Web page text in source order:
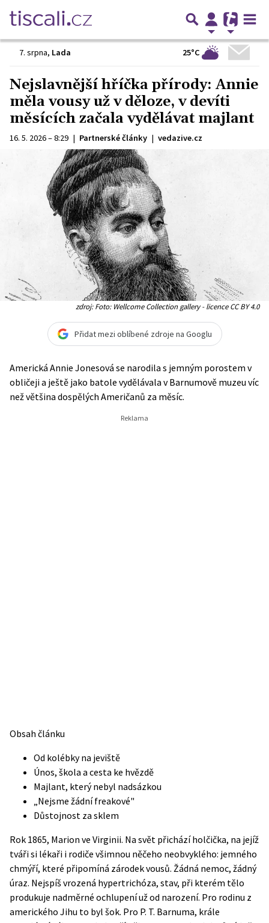
7. srpna, Lada 25°C
Nejslavnější hříčka přírody: Annie
měla vousy už v děloze, v devíti
měsících začala vydělávat majlant
16. 5. 2026 – 8:29 | Partnerské články | vedazive.cz
zdroj: Foto: Wellcome Collection gallery - licence CC BY 4.0
Přidat mezi oblíbené zdroje na Googlu
Americká Annie Jonesová se narodila s jemným porostem v
obličeji a ještě jako batole vydělávala v Barnumově muzeu víc
než většina dospělých Američanů za měsíc.
Obsah článku
Od kolébky na jeviště
Únos, škola a cesta ke hvězdě
Majlant, který nebyl nadsázkou
„Nejsme žádní freakové"
Důstojnost za sklem
Rok 1865, Marion ve Virginii. Na svět přichází holčička, na jejíž
tváři si lékaři i rodiče všimnou něčeho neobvyklého: jemného
chmýří, které připomíná zárodek vousů. Žádná nemoc, žádný
úraz. Nejspíš vrozená hypertrichóza, stav, při kterém tělo
produkuje nadměrné ochlupení už od narození. Pro rodinu z
amerického Jihu to byl šok. Pro P. T. Barnuma, krále